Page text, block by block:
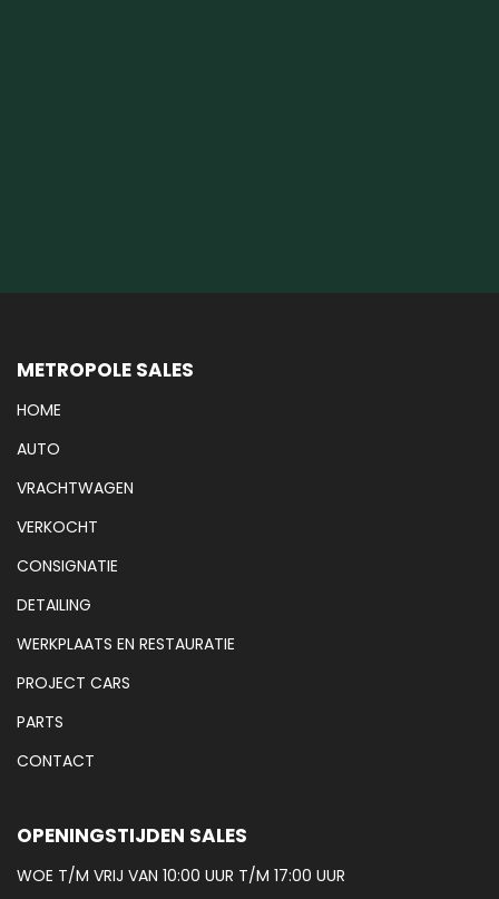
METROPOLE SALES
HOME
AUTO
VRACHTWAGEN
VERKOCHT
CONSIGNATIE
DETAILING
WERKPLAATS EN RESTAURATIE
PROJECT CARS
PARTS
CONTACT
OPENINGSTIJDEN SALES
WOE T/M VRIJ VAN 10:00 UUR T/M 17:00 UUR